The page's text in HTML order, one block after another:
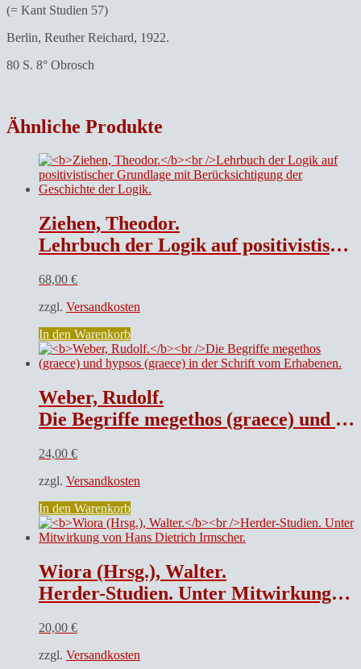
(= Kant Studien 57)
Berlin, Reuther Reichard, 1922.
80 S. 8° Obrosch
Ähnliche Produkte
Ziehen, Theodor.
Lehrbuch der Logik auf positivistischer Grundlage mit Berücksichtigung der Geschichte der Logik.
68,00 €
zzgl. Versandkosten
In den Warenkorb
Weber, Rudolf.
Die Begriffe megethos (graece) und hypsos (graece) in der Schrift vom Erhabenen.
24,00 €
zzgl. Versandkosten
In den Warenkorb
Wiora (Hrsg.), Walter.
Herder-Studien. Unter Mitwirkung von Hans Dietrich Irmscher.
20,00 €
zzgl. Versandkosten